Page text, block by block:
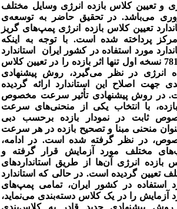
و تعیین کلاس بازده انرژی وسایل مختلف
می‌باشد. در تحقیق حاضر به توسعه‌ی
تعیین کلاس بازده انرژی پمپ‌های گریز
پرداخته شده است. با توجه به اینکه
مورد استفاده در کشور ایران استاندارد
2-7817 نسخه اول تنها اثر بازده را در تعیین کلاس
انرژی در نظر می‌گیرد، روش پیشنهادی
جهت اصلاح این استاندارد ارائه گردیده
در روش پیشنهادی تأثیر سرعت مخصوص
با انتخاب یکی از منحنی‌های سرعت
ثابت در نمودار بازده برحسب دبی
منحنی مبنا و تصحیح بازده در هر سرعت
در نظر گرفته شده است. در ادامه،
مختلف مورد آزمایش قرار گرفته و
بازده انرژی آن‌ها از طریق استانداردهای
تعیین گردیده است. در حالی که استاندارد
استفاده در کشور ایران، تمامی پمپ‌های
آزمایش را در یک کلاس دسته‌بندی می‌نماید،
روش پیشنهادی جدید قادر به کلاس‌بندی